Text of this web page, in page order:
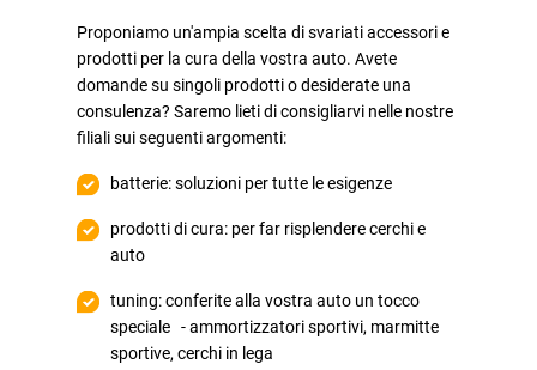
Proponiamo un'ampia scelta di svariati accessori e
prodotti per la cura della vostra auto. Avete
domande su singoli prodotti o desiderate una
consulenza? Saremo lieti di consigliarvi nelle nostre
filiali sui seguenti argomenti:
batterie: soluzioni per tutte le esigenze
prodotti di cura: per far risplendere cerchi e
auto
tuning: conferite alla vostra auto un tocco
speciale - ammortizzatori sportivi, marmitte
sportive, cerchi in lega